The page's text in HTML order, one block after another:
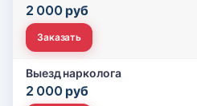
2 000 руб
Заказать
Выезд нарколога
2 000 руб